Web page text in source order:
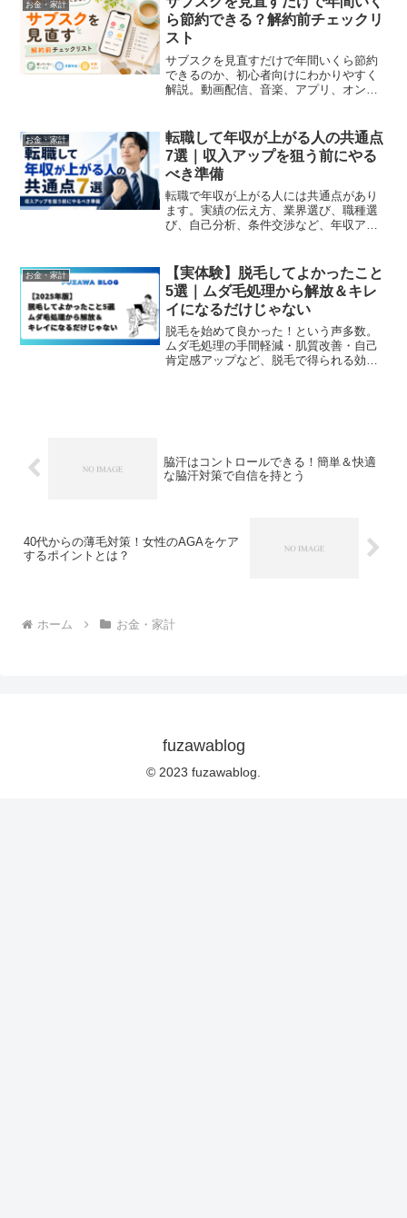
お金・家計
ら節約できる？解約前チェックリ
スト
サブスクを見直すだけで年間いくら節約
できるのか、初心者向けにわかりやすく
解説。動画配信、音楽、アプリ、オンラ
紹介します。
お金・家計
転職して年収が上がる人の共通点
7選｜収入アップを狙う前にやる
べき準備
転職で年収が上がる人には共通点があり
ます。実績の伝え方、業界選び、職種選
び、自己分析、条件交渉など、年収アッ
お金・家計
【実体験】脱毛してよかったこと
5選｜ムダ毛処理から解放＆キレ
イになるだけじゃない
脱毛を始めて良かった！という声多数。
ムダ毛処理の手間軽減・肌質改善・自己
肯定感アップなど、脱毛で得られる効果
脇汗はコントロールできる！簡単＆快適
な脇汗対策で自信を持とう
40代からの薄毛対策！女性のAGAをケア
するポイントとは？
ホーム お金・家計
fuzawablog
© 2023 fuzawablog.